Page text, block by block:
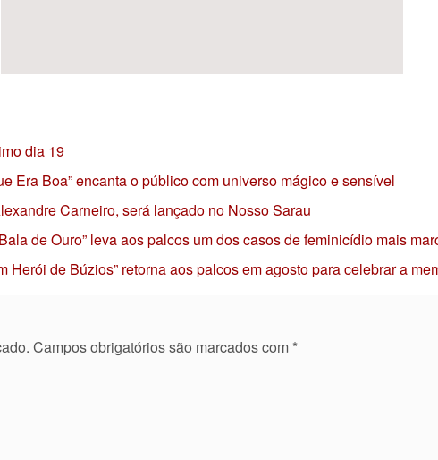
dia 19
Era Boa” encanta o público com universo mágico e sensível
Carneiro, será lançado no Nosso Sarau
de Ouro” leva aos palcos um dos casos de feminicídio mais
Herói de Búzios” retorna aos palcos em agosto para celebrar a
Campos obrigatórios são marcados com *